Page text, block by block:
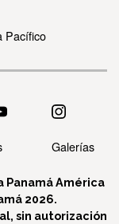
Pacífico
Galerías
Panamá América
2026.
sin autorización